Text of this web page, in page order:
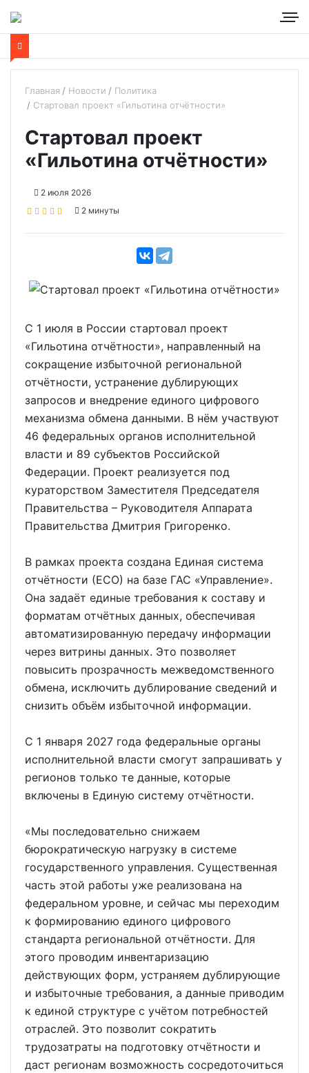
Главная Новости
Политика
Стартовал проект «Гильотина отчётности»
Стартовал проект
«Гильотина отчётности»
2 июля 2026
2 минуты
С 1 июля в России стартовал проект
«Гильотина отчётности», направленный на
сокращение избыточной региональной
отчётности, устранение дублирующих
запросов и внедрение единого цифрового
механизма обмена данными. В нём участвуют
46 федеральных органов исполнительной
власти и 89 субъектов Российской
Федерации. Проект реализуется под
кураторством Заместителя Председателя
Правительства – Руководителя Аппарата
Правительства Дмитрия Григоренко.
В рамках проекта создана Единая система
отчётности (ЕСО) на базе ГАС «Управление».
Она задаёт единые требования к составу и
форматам отчётных данных, обеспечивая
автоматизированную передачу информации
через витрины данных. Это позволяет
повысить прозрачность межведомственного
обмена, исключить дублирование сведений и
снизить объём избыточной информации.
С 1 января 2027 года федеральные органы
исполнительной власти смогут запрашивать у
регионов только те данные, которые
включены в Единую систему отчётности.
«Мы последовательно снижаем
бюрократическую нагрузку в системе
государственного управления. Существенная
часть этой работы уже реализована на
федеральном уровне, и сейчас мы переходим
к формированию единого цифрового
стандарта региональной отчётности. Для
этого проводим инвентаризацию
действующих форм, устраняем дублирующие
и избыточные требования, а данные приводим
к единой структуре с учётом потребностей
отраслей. Это позволит сократить
трудозатраты на подготовку отчётности и
даст регионам возможность сосредоточиться